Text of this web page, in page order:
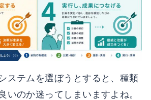
ステムを選ぼうとすると、種類
いのか迷ってしまいますよね。